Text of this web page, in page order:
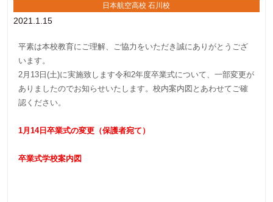
2021.1.15
日本航空高校 石川校
平素は本校教育にご理解、ご協力をいただき誠にありがとうござ
います。
2月13日(土)に実施致します令和2年度卒業式について、一部変更が
ありましたのでお知らせいたします。校内案内図とあわせてご確
認ください。
1月14日卒業式の変更（保護者宛て）
卒業式学校案内図